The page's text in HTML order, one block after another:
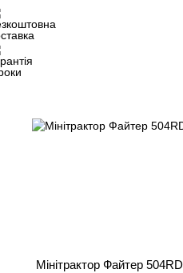
Мінітрактор Файтер 504RD